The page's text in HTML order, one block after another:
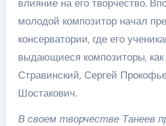
влияние на его творчество.
молодой композитор начал
консерватории, где его
выдающиеся композиторы, как
Стравинский, Сергей
Шостакович.
В своем творчестве Танеев